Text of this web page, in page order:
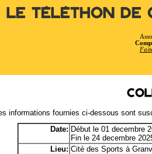
Le Téléthon de
informations fournies ci-dessous sont
Date: Début le 01 decembre
Fin le 24 decembre
Lieu: Cité des Sports à